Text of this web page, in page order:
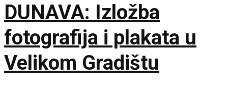
DUNAVA: Izložba
fotografija i plakata u
Velikom Gradištu